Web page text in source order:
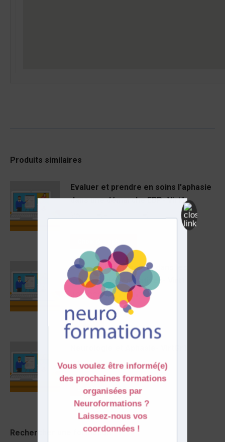
Produits similaires
Evaluer et prendre en soins l'aphasie
dans une démarche EBP- Virt1
Les profils langagiers dans les
maladies dégénératives- Virt1
420,00 €– 600,00
Détails
840,00€–1 000,00€
Détails
Rechercher une formation